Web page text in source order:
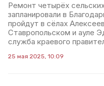
Ремонт четырёх
запланировали в
пройдут в сёлах
Ставропольском и ауле
служба краевого
25 мая 2025, 10:09